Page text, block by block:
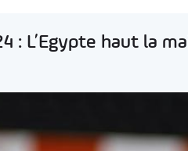
: L’Egypte haut la